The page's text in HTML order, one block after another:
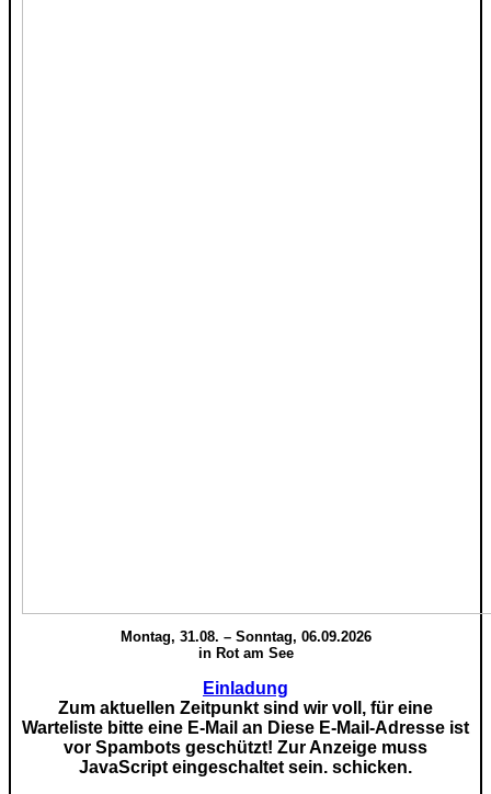
Montag, 31.08. – Sonntag, 06.09.2026
in Rot am See
Einladung
Zum aktuellen Zeitpunkt sind wir voll, für eine
Warteliste bitte eine E-Mail an Diese E-Mail-Adresse ist
vor Spambots geschützt! Zur Anzeige muss
JavaScript eingeschaltet sein. schicken.